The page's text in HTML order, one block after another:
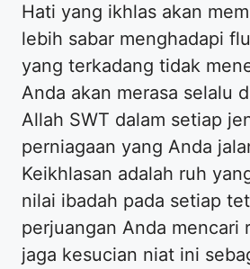
Hati yang ikhlas akan
lebih sabar menghadapi
yang terkadang tidak
Anda akan merasa selalu
Allah SWT dalam setiap
perniagaan yang Anda
Keikhlasan adalah ruh
nilai ibadah pada setiap
perjuangan Anda mencari
jaga kesucian niat ini